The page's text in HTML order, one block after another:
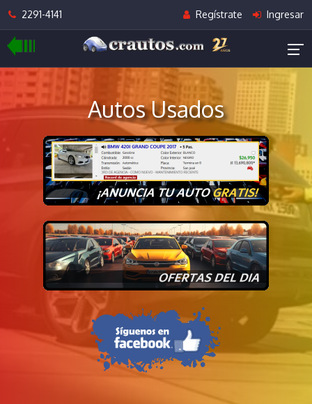
2291-4141 Regístrate Ingresar
Autos Usados